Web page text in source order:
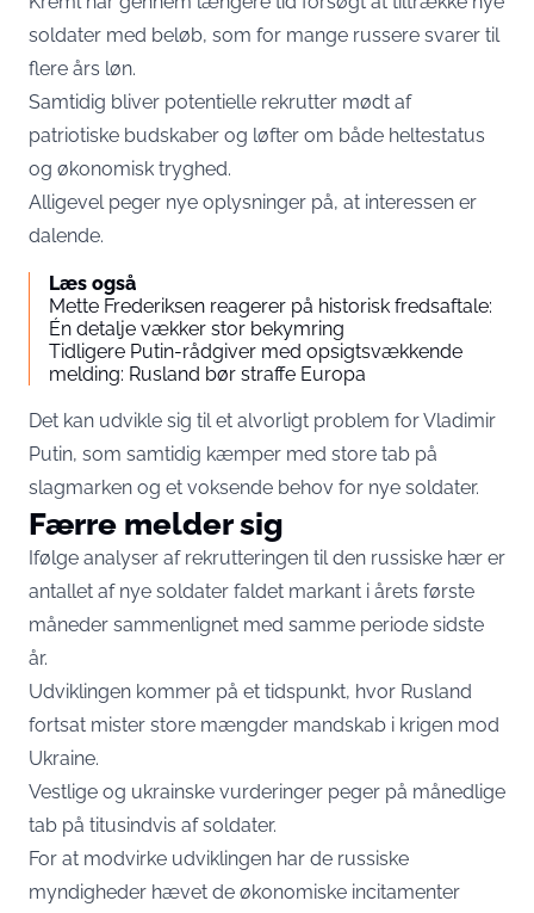
soldater med beløb, som for mange russere svarer til
flere års løn.
Samtidig bliver potentielle rekrutter mødt af
patriotiske budskaber og løfter om både heltestatus
og økonomisk tryghed.
Alligevel peger nye oplysninger på, at interessen er
dalende.
Læs også
Mette Frederiksen reagerer på historisk fredsaftale:
Én detalje vækker stor bekymring
Tidligere Putin-rådgiver med opsigtsvækkende
melding: Rusland bør straffe Europa
Det kan udvikle sig til et alvorligt problem for Vladimir
Putin, som samtidig kæmper med store tab på
slagmarken og et voksende behov for nye soldater.
Færre melder sig
Ifølge analyser af rekrutteringen til den russiske hær er
antallet af nye soldater faldet markant i årets første
måneder sammenlignet med samme periode sidste
år.
Udviklingen kommer på et tidspunkt, hvor Rusland
fortsat mister store mængder mandskab i krigen mod
Ukraine.
Vestlige og ukrainske vurderinger peger på månedlige
tab på titusindvis af soldater.
For at modvirke udviklingen har de russiske
myndigheder hævet de økonomiske incitamenter